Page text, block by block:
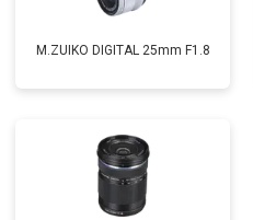
M.ZUIKO DIGITAL 25mm F1.8